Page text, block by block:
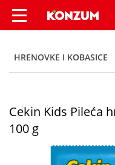
Cekin
HRENOVKE I KOBASICE
Cekin Kids Pileća
100 g